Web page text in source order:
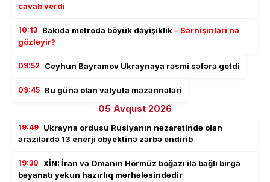
cavab verdi
10:13 Bakıda metroda böyük dəyişiklik– Sərnişinləri nə
gözləyir?
09:52 Ceyhun Bayramov Ukraynaya rəsmi səfərə getdi
09:45 Bu günə olan valyuta məzənnələri
05 Avqust 2026
19:49 Ukrayna ordusu Rusiyanın nəzarətində olan
ərazilərdə 13 enerji obyektinə zərbə endirib
19:30 XİN: İran və Omanın Hörmüz boğazı ilə bağlı birgə
bəyanatı yekun hazırlıq mərhələsindədir